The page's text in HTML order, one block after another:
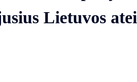
Lietuvos